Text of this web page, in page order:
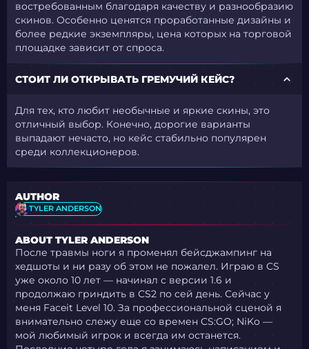
востребованным благодаря качеству и разнообразию
скинов. Особенно ценятся проработанные дизайны и
более редкие экземпляры, цена которых на торговой
площадке зависит от спроса.
СТОИТ ЛИ ОТКРЫВАТЬ ГРЕМУЧИЙ КЕЙС?
Для тех, кто любит необычные и яркие скины, это
отличный выбор. Конечно, дорогие варианты
выпадают нечасто, но кейс стабильно популярен
среди коллекционеров.
AUTHOR
TYLER ANDERSON
ABOUT TYLER ANDERSON
После травмы ноги я променял бейсджампинг на
хедшоты и ни разу об этом не пожалел. Играю в CS
уже около 10 лет — начинал с версии 1.6 и
продолжаю гриндить в CS2 по сей день. Сейчас у
меня Faceit Level 10. За профессиональной сценой я
внимательно слежу еще со времен CS:GO; NiKo —
мой любимый игрок и всегда им останется.